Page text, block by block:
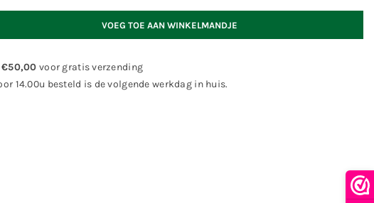
VOEG TOE AAN WINKELMANDJE
€50,00 voor gratis verzending
14.00u besteld is de volgende werkdag in huis.